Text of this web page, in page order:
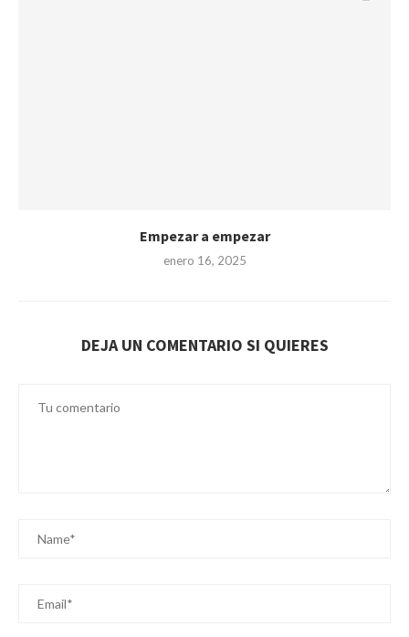
Empezar a empezar
enero 16, 2025
DEJA UN COMENTARIO SI QUIERES